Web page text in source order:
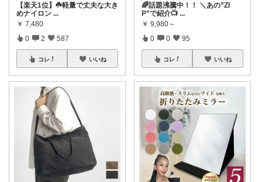
【楽天1位】☘️軽量で丈夫な大き
めナイロン ...
￥ 7,480
0 2 587
コレ いいね
🌈話題沸騰中！！ ＼あの”ZI
P”で紹介📺 ...
￥ 9,980～
0 0 95
コレ いいね